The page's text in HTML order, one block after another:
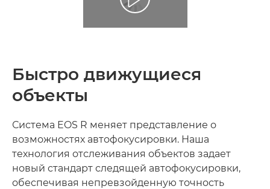
Быстро движущиеся
объекты
Система EOS R меняет представление о
возможностях автофокусировки. Наша
технология отслеживания объектов задает
новый стандарт следящей автофокусировки,
обеспечивая непревзойденную точность